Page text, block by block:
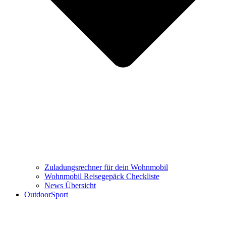
Zuladungsrechner für dein Wohnmobil
Wohnmobil Reisegepäck Checkliste
News Übersicht
OutdoorSport